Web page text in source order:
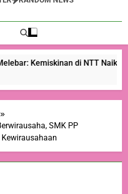
Kemiskinan di NTT Naik
SMK PP